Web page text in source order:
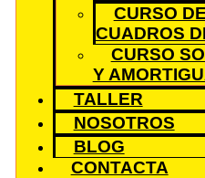
CURSO
CUADROS
CURSO
Y
TALLER
NOSOTROS
BLOG
CONTACTA